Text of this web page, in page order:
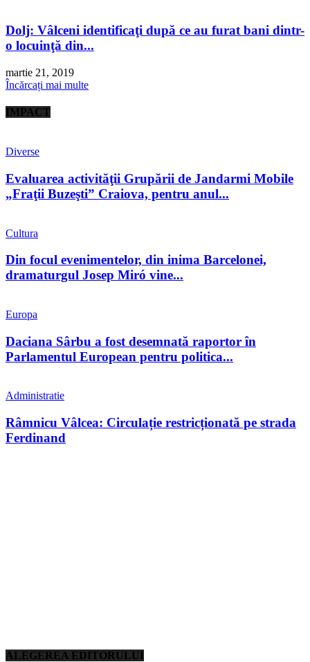
Dolj: Vâlceni identificaţi după ce au furat bani dintr-
o locuinţă din...
martie 21, 2019
Încărcați mai multe
IMPACT
Diverse
Evaluarea activităţii Grupării de Jandarmi Mobile
„Fraţii Buzeşti” Craiova, pentru anul...
Cultura
Din focul evenimentelor, din inima Barcelonei,
dramaturgul Josep Miró vine...
Europa
Daciana Sârbu a fost desemnată raportor în
Parlamentul European pentru politica...
Administratie
Râmnicu Vâlcea: Circulație restricționată pe strada
Ferdinand
ALEGEREA EDITORULUI